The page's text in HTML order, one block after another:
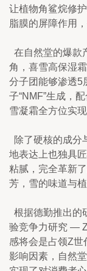
让植物角鲨烷修
脂膜的屏障作用
在自然堂的爆款
角，喜雪高保湿
分子团能够渗透5
子“NMF”生成，
雪凝霜全方位实现
除了硬核的成分
地表达上也独具
粘腻，完全革新
芳，雪的味道与
根据德勤推出的
验竞争力研究 —
感将会是占领Z世
影响因素，自然